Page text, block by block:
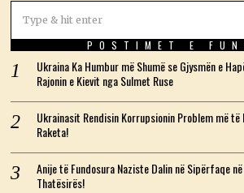
POSTIMET E
Ukraina Ka Humbur më Shumë se Gjysmën e
Rajonin e Kievit nga Sulmet Ruse
Ukrainasit Rendisin Korrupsionin Problem më të
Raketa!
Anije të Fundosura Naziste Dalin në Sipërfaqe
Thatësirës!